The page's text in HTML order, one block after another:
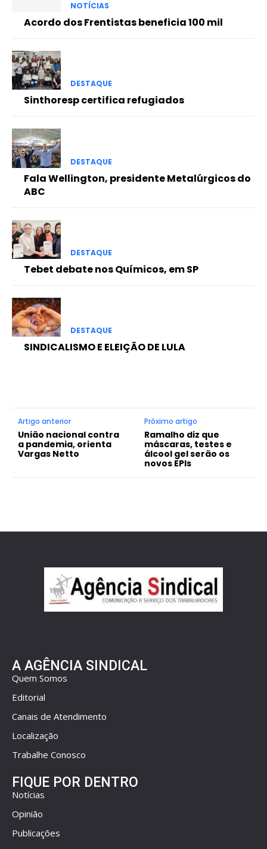
NOTÍCIAS
Acordo dos Frentistas beneficia 100 mil
DESTAQUE
Sinthoresp certifica refugiados
DESTAQUE
Fala Wellington, presidente Metalúrgicos do
ABC
DESTAQUE
Tebet debate nos Químicos, em SP
DESTAQUE
SINDICALISMO E ELEIÇÃO DE LULA
Artigo anterior
União nacional contra
a pandemia, orienta
Vargas Netto
Próximo artigo
Ramalho diz que
máscaras, testes e
álcool gel serão os
novos EPIs
A AGÊNCIA SINDICAL
Quem Somos
Editorial
Canais de Atendimento
Localização
Trabalhe Conosco
FIQUE POR DENTRO
Notícias
Opinião
Publicações